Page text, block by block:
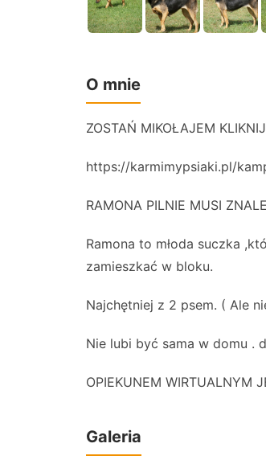
O mnie
ZOSTAŃ MIKOŁAJEM
https://karmimypsiaki.pl/
RAMONA PILNIE MUSI
Ramona to młoda suczka
zamieszkać w bloku.
Najchętniej z 2 psem. ( Ale
Nie lubi być sama w domu .
OPIEKUNEM WIRTUALNYM
Galeria